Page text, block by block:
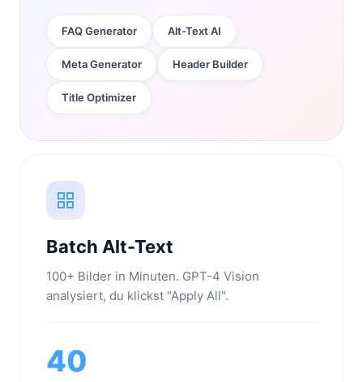
FAQ Generator Alt-Text AI
Meta Generator Header Builder
Title Optimizer
Batch Alt-Text
100+ Bilder in Minuten. GPT-4 Vision
analysiert, du klickst "Apply All".
40